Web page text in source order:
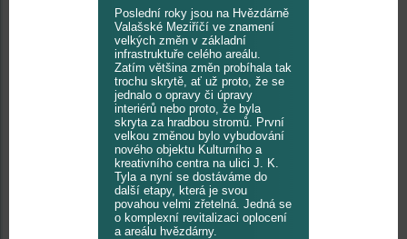
Poslední roky jsou na Hvězdárně
Valašské Meziříčí ve znamení
velkých změn v základní
infrastruktuře celého areálu.
Zatím většina změn probíhala tak
trochu skrytě, ať už proto, že se
jednalo o opravy či úpravy
interiérů nebo proto, že byla
skryta za hradbou stromů. První
velkou změnou bylo vybudování
nového objektu Kulturního a
kreativního centra na ulici J. K.
Tyla a nyní se dostáváme do
další etapy, která je svou
povahou velmi zřetelná. Jedná se
o komplexní revitalizaci oplocení
a areálu hvězdárny.